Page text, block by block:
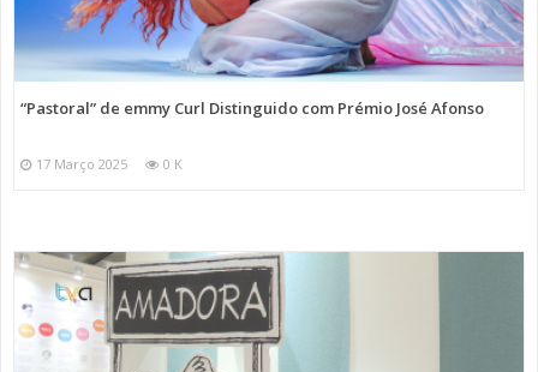
“Pastoral” de emmy Curl Distinguido com Prémio José Afonso
17 Março 2025 0 K